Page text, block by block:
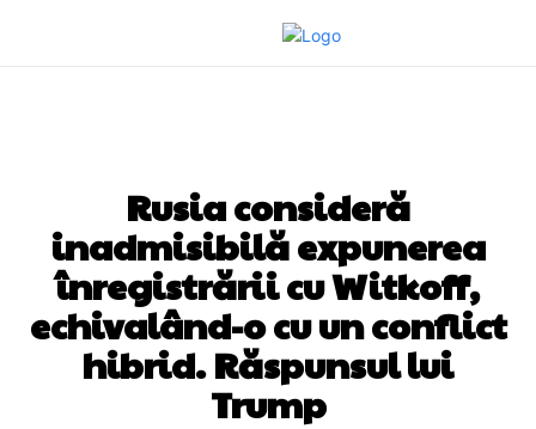
Rusia consideră
inadmisibilă expunerea
înregistrării cu Witkoff,
echivalând-o cu un conflict
hibrid. Răspunsul lui
Trump